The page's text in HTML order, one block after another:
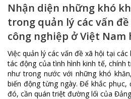
Nhận diện những khó
trong quản lý các vấn
công nghiệp ở Việt Nam
Việc quản lý các vấn đề xã hội tại
tác động của tình hình kinh tế, chính
như trong nước với những khó
biến động từng ngày. Để khắc
đó, cần quán triệt đường lối của